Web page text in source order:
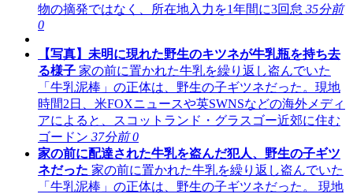
物の摘発ではなく、所在地入力を1年間に3回怠 35分前
0
【写真】未明に現れた野生のキツネが牛乳瓶を持ち去
る様子 家の前に置かれた牛乳を繰り返し盗んでいた
「牛乳泥棒」の正体は、野生の子ギツネだった。現地
時間2日、米FOXニュースや英SWNSなどの海外メディ
アによると、スコットランド・グラスゴー近郊に住む
ゴードン 37分前 0
家の前に配達された牛乳を盗んだ犯人、野生の子ギツ
ネだった 家の前に置かれた牛乳を繰り返し盗んでいた
「牛乳泥棒」の正体は、野生の子ギツネだった。 現地